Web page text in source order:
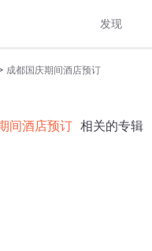
发现
成都国庆期间酒店预订
间酒店预订 相关的专辑